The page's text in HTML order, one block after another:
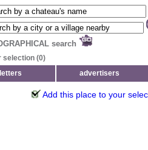
search
selection (0)
advertisers
Add this place to your